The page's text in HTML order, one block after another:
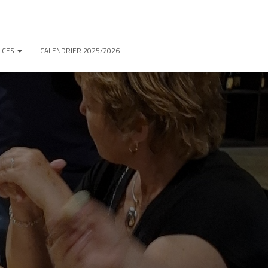
CALENDRIER 2025/2026